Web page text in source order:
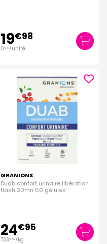
19€98
0€ 17/unité
GRANIONS
Duab confort urinaire libération
flash 30mn 60 gélules
24€95
733€82/kg